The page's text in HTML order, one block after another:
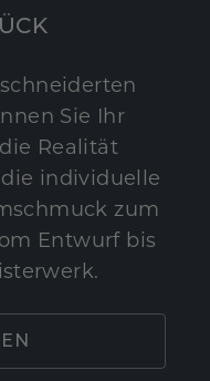
Sie Ihr
Realität
individuelle
zum
Entwurf bis